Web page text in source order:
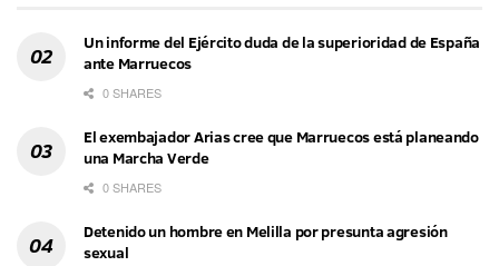
Un informe del Ejército duda de la superioridad de España
ante Marruecos
0 SHARES
El exembajador Arias cree que Marruecos está planeando
una Marcha Verde
0 SHARES
Detenido un hombre en Melilla por presunta agresión
sexual